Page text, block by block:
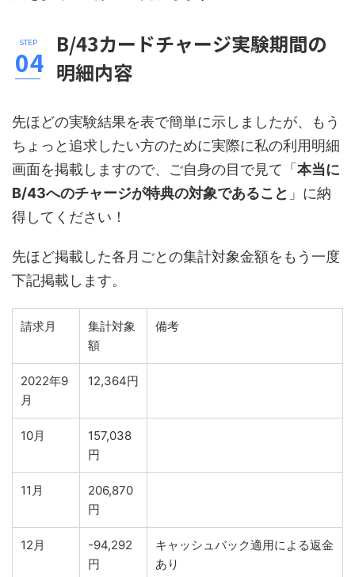
B/43カードチャージ実験期間の
明細内容
先ほどの実験結果を表で簡単に示しましたが、もう
ちょっと追求したい方のために実際に私の利用明細
画面を掲載しますので、ご自身の目で見て「 本当に
B/43へのチャージが特典の対象であること 」に納
得してください！
先ほど掲載した各月ごとの集計対象金額をもう一度
下記掲載します。
請求月
集計対象
額
備考
2022年9
月
12,364円
10月
157,038
円
11月
206,870
円
12月
-94,292
円
キャッシュバック適用による返金
あり